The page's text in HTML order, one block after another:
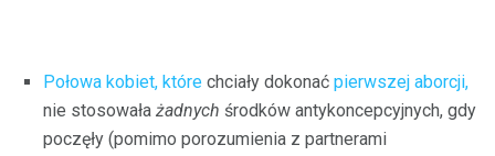
Połowa kobiet, które chciały dokonać pierwszej aborcji,
nie stosowała żadnych środków antykoncepcyjnych, gdy
poczęły (pomimo porozumienia z partnerami